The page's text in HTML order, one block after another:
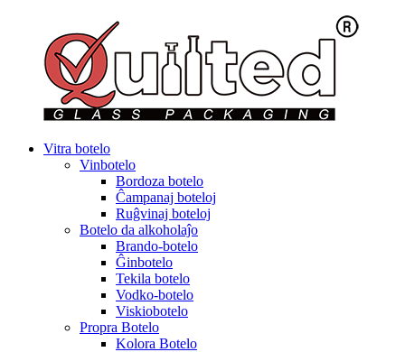
Vitra botelo
Vinbotelo
Bordoza botelo
Ĉampanaj boteloj
Ruĝvinaj boteloj
Botelo da alkoholaĵo
Brando-botelo
Ĝinbotelo
Tekila botelo
Vodko-botelo
Viskiobotelo
Propra Botelo
Kolora Botelo